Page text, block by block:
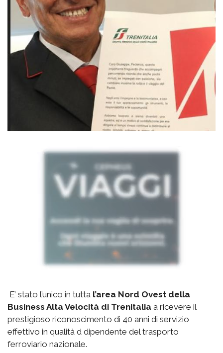
E’ stato l’unico in tutta l’area Nord Ovest della
Business Alta Velocità di Trenitalia a ricevere il
prestigioso riconoscimento di 40 anni di servizio
effettivo in qualità d dipendente del trasporto
ferroviario nazionale.